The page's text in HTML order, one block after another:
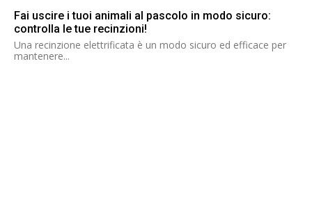
Fai uscire i tuoi animali al pascolo in modo sicuro:
controlla le tue recinzioni!
Una recinzione elettrificata è un modo sicuro ed efficace per
mantenere...